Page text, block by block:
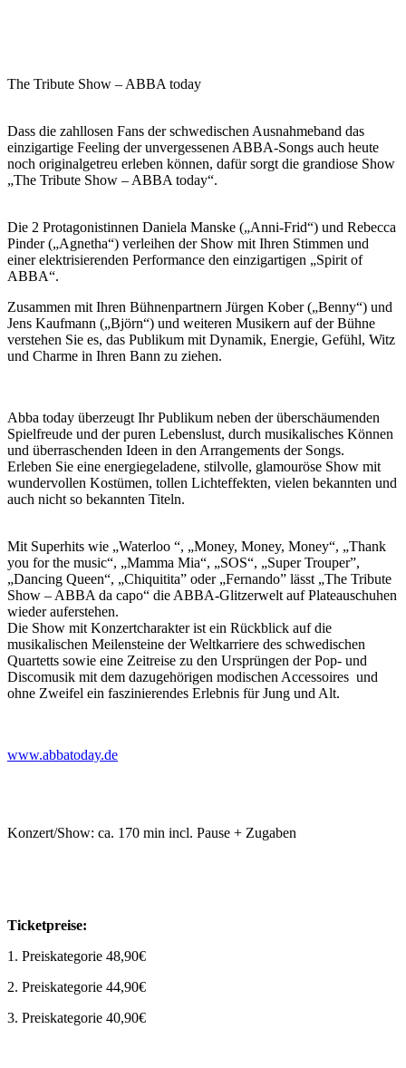
The Tribute Show – ABBA today
Dass die zahllosen Fans der schwedischen Ausnahmeband das
einzigartige Feeling der unvergessenen ABBA-Songs auch heute
noch originalgetreu erleben können, dafür sorgt die grandiose Show
„The Tribute Show – ABBA today“.
Die 2 Protagonistinnen Daniela Manske („Anni-Frid“) und Rebecca
Pinder („Agnetha“) verleihen der Show mit Ihren Stimmen und
einer elektrisierenden Performance den einzigartigen „Spirit of
ABBA“.
Zusammen mit Ihren Bühnenpartnern Jürgen Kober („Benny“) und
Jens Kaufmann („Björn“) und weiteren Musikern auf der Bühne
verstehen Sie es, das Publikum mit Dynamik, Energie, Gefühl, Witz
und Charme in Ihren Bann zu ziehen.
Abba today überzeugt Ihr Publikum neben der überschäumenden
Spielfreude und der puren Lebenslust, durch musikalisches Können
und überraschenden Ideen in den Arrangements der Songs.
Erleben Sie eine energiegeladene, stilvolle, glamouröse Show mit
wundervollen Kostümen, tollen Lichteffekten, vielen bekannten und
auch nicht so bekannten Titeln.
Mit Superhits wie „Waterloo “, „Money, Money, Money“, „Thank
you for the music“, „Mamma Mia“, „SOS“, „Super Trouper”,
„Dancing Queen“, „Chiquitita” oder „Fernando” lässt „The Tribute
Show – ABBA da capo“ die ABBA-Glitzerwelt auf Plateauschuhen
wieder auferstehen.
Die Show mit Konzertcharakter ist ein Rückblick auf die
musikalischen Meilensteine der Weltkarriere des schwedischen
Quartetts sowie eine Zeitreise zu den Ursprüngen der Pop- und
Discomusik mit dem dazugehörigen modischen Accessoires und
ohne Zweifel ein faszinierendes Erlebnis für Jung und Alt.
www.abbatoday.de
Konzert/Show: ca. 170 min incl. Pause + Zugaben
Ticketpreise:
1. Preiskategorie 48,90€
2. Preiskategorie 44,90€
3. Preiskategorie 40,90€